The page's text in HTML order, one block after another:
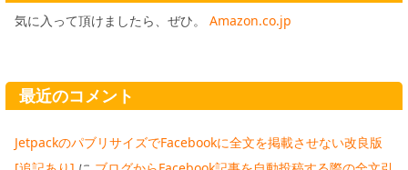
気に入って頂けましたら、ぜひ。 Amazon.co.jp
最近のコメント
JetpackのパブリサイズでFacebookに全文を掲載させない改良版